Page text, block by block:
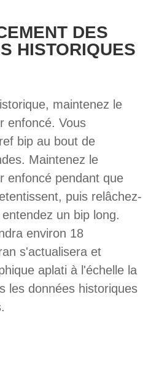
DES
HISTORIQUES
maintenez le
enfoncé. Vous
bip au bout de
Maintenez le
enfoncé pendant que
puis relâchez-
un bip long.
environ 18
s'actualisera et
aplati à l'échelle la
les données historiques